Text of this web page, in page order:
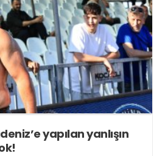
yapılan yanlışın